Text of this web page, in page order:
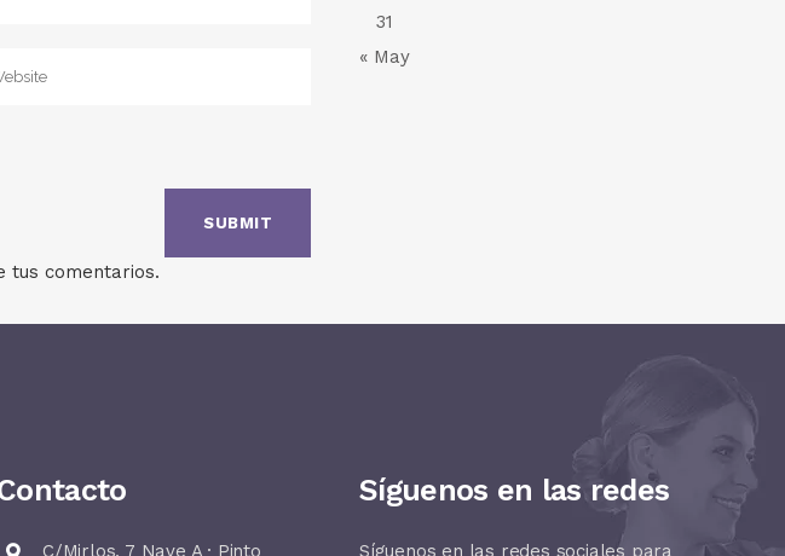
tus comentarios.
31
« May
C/Mirlos, 7 Nave A · Pinto
Síguenos en las redes
Síguenos en las redes sociales para